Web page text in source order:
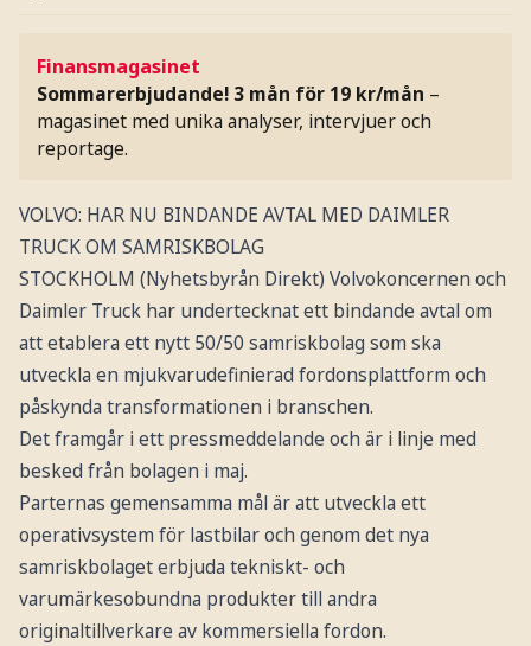
Finansmagasinet
Sommarerbjudande! 3 mån för 19 kr/mån –
magasinet med unika analyser, intervjuer och
reportage.
VOLVO: HAR NU BINDANDE AVTAL MED DAIMLER
TRUCK OM SAMRISKBOLAG
STOCKHOLM (Nyhetsbyrån Direkt) Volvokoncernen och
Daimler Truck har undertecknat ett bindande avtal om
att etablera ett nytt 50/50 samriskbolag som ska
utveckla en mjukvarudefinierad fordonsplattform och
påskynda transformationen i branschen.
Det framgår i ett pressmeddelande och är i linje med
besked från bolagen i maj.
Parternas gemensamma mål är att utveckla ett
operativsystem för lastbilar och genom det nya
samriskbolaget erbjuda tekniskt- och
varumärkesobundna produkter till andra
originaltillverkare av kommersiella fordon.